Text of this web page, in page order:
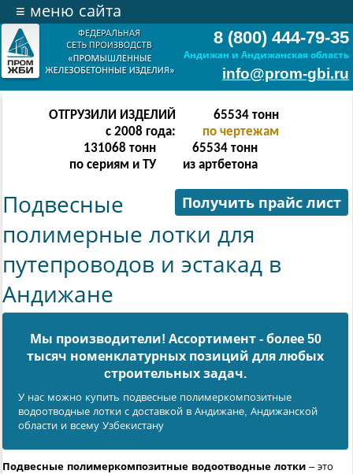
8 (800) 444-79-35
Андижан и Андижанская область
info@prom-gbi.ru
≡ меню сайта
ОТГРУЗИЛИ ИЗДЕЛИЙ
с 2008 года:
131070тонн
по чертежам
238342 тонн
по сериям и ТУ
131070 тонн
из артбетона
Получить прайс лист
Подвесные
полимерные лотки для
путепроводов и эстакад в
Андижане
Мы производители! Ассортимент - более 50
тысяч номенклатурных позиций для любых
cтроительных задач.
У нас можно купить подвесные полимеркомпозитные
водоотводные лотки с доставкой в Андижанe, Андижанской
области и всему Узбекистану
Подвесные полимеркомпозитные водоотводные лотки – это